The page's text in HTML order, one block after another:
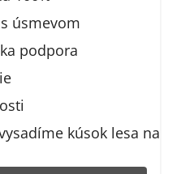
úsmevom
podpora
kúsok lesa na